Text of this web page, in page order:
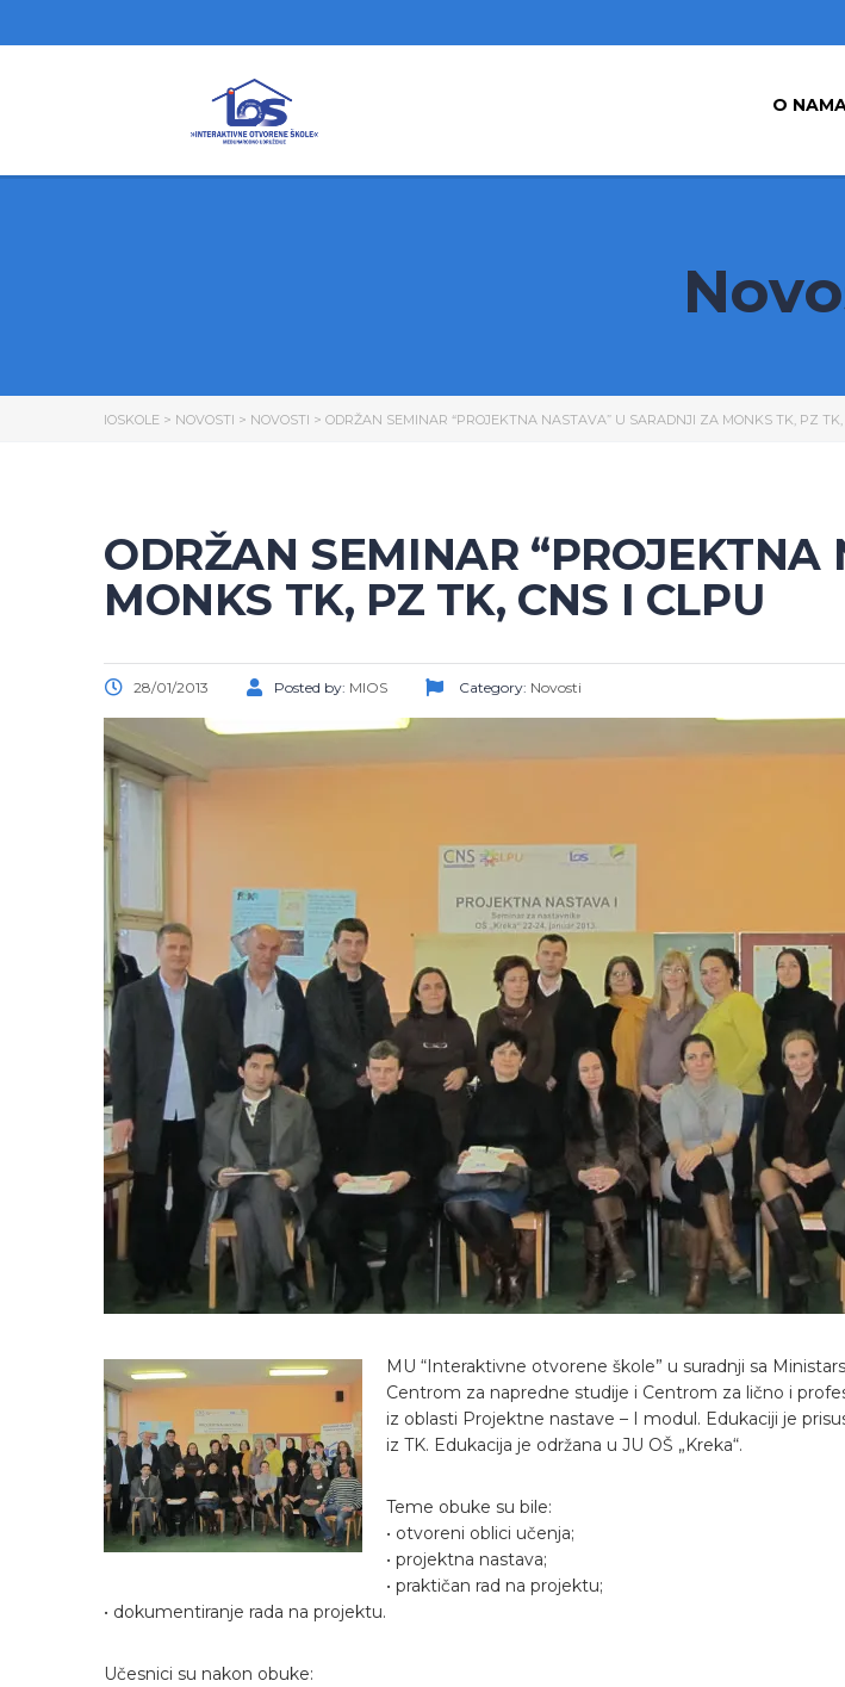
O
IOSKOLE > NOVOSTI > NOVOSTI > ODRŽAN SEMINAR “PROJEKTNA NASTAVA” U SARADNJI ZA MONKS TK, PZ TK,
ODRŽAN SEMINAR
MONKS TK, PZ TK, CNS I CLPU
28/01/2013 Posted by: MIOS Category: Novosti
MU “Interaktivne otvorene škole” u suradnji sa
Centrom za napredne studije i Centrom za lično i
iz oblasti Projektne nastave – I modul. Edukaciji je
iz TK. Edukacija je održana u JU OŠ „Kreka“.
Teme obuke su bile:
• otvoreni oblici učenja;
• projektna nastava;
• praktičan rad na projektu;
• dokumentiranje rada na projektu.
Učesnici su nakon obuke: